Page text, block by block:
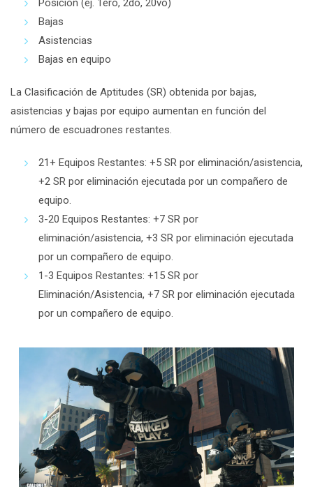
Posición (ej. 1ero, 2do, 20vo)
Bajas
Asistencias
Bajas en equipo
La Clasificación de Aptitudes (SR) obtenida por bajas,
asistencias y bajas por equipo aumentan en función del
número de escuadrones restantes.
21+ Equipos Restantes: +5 SR por eliminación/asistencia,
+2 SR por eliminación ejecutada por un compañero de
equipo.
3-20 Equipos Restantes: +7 SR por
eliminación/asistencia, +3 SR por eliminación ejecutada
por un compañero de equipo.
1-3 Equipos Restantes: +15 SR por
Eliminación/Asistencia, +7 SR por eliminación ejecutada
por un compañero de equipo.